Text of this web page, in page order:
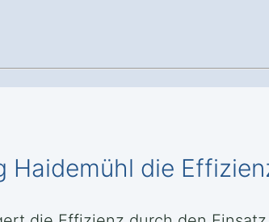
Haidemühl die